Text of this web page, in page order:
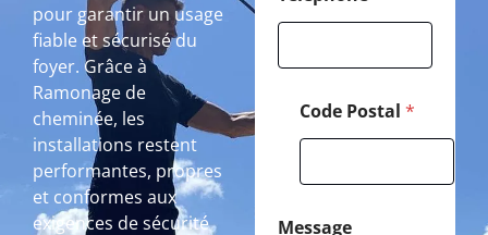
pour garantir un usage
fiable et sécurisé du
foyer. Grâce à
Ramonage de
cheminée, les
installations restent
performantes, propres
et conformes aux
exigences de sécurité
Code Postal *
Message